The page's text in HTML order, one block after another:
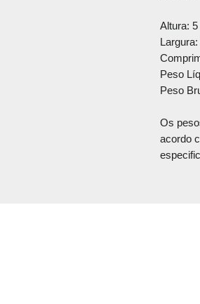
Altura:
Peso
Peso
Os
acordo